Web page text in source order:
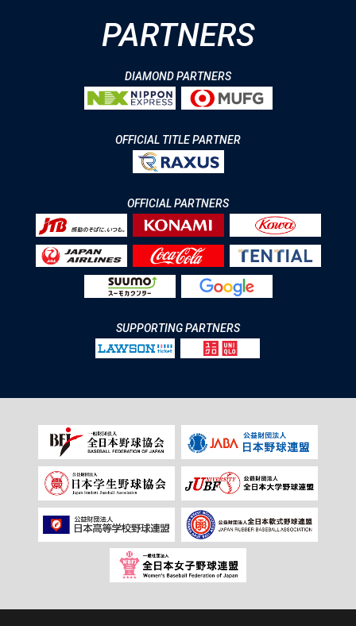
PARTNERS
DIAMOND PARTNERS
OFFICIAL TITLE PARTNER
OFFICIAL PARTNERS
SUPPORTING PARTNERS